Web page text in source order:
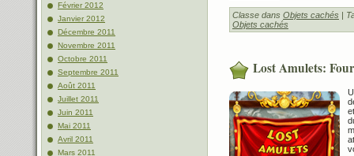
Février 2012
Janvier 2012
Décembre 2011
Novembre 2011
Octobre 2011
Septembre 2011
Août 2011
Juillet 2011
Juin 2011
Mai 2011
Avril 2011
Mars 2011
Classe dans Objets cachés |
Objets cachés
Lost Amulets: